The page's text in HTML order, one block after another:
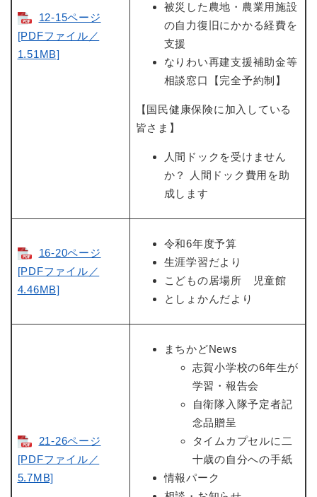
12-15ページ
[PDFファイル／
1.51MB]
被災した農地・農業用施設
の自力復旧にかかる経費を
支援
なりわい再建支援補助金等
相談窓口【完全予約制】
【国民健康保険に加入している
皆さま】
人間ドックを受けません
か？ 人間ドック費用を助
成します
16-20ページ
[PDFファイル／
4.46MB]
令和6年度予算
生涯学習だより
こどもの居場所 児童館
としょかんだより
21-26ページ
[PDFファイル／
5.7MB]
まちかどNews
志賀小学校の6年生が
学習・報告会
自衛隊入隊予定者記
念品贈呈
タイムカプセルに二
十歳の自分への手紙
情報パーク